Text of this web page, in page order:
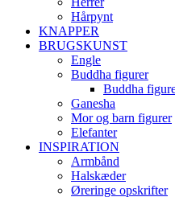
Hårpynt
KNAPPER
BRUGSKUNST
Engle
Buddha figurer
Buddha
Ganesha
Mor og barn figurer
Elefanter
INSPIRATION
Armbånd
Halskæder
Øreringe opskrifter